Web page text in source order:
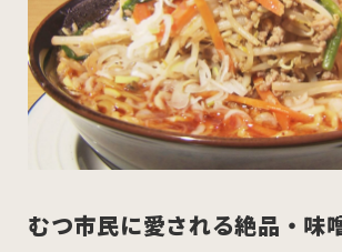
ラーメン カ
パスタ 寿司
むつ市民に愛される絶品・味